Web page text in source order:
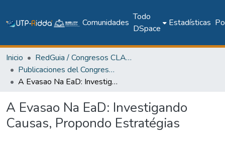
Comunidades
Todo
DSpace
Estadísticas
Inicio
RedGuia / Congresos CLABES
Publicaciones del Congreso Internacional CLABES
A Evasao Na EaD: Investigando Causas, Propondo Estratégias
A Evasao Na EaD: Investigando
Causas, Propondo Estratégias